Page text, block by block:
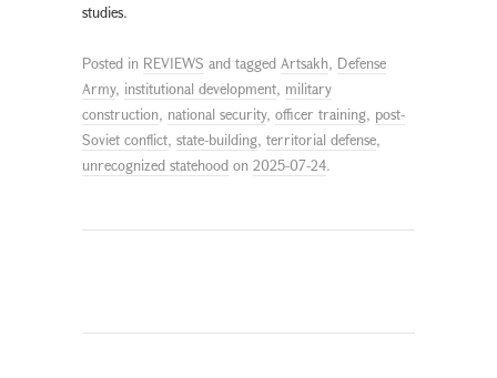
studies.
Posted in REVIEWS and tagged Artsakh, Defense
Army, institutional development, military
construction, national security, officer training, post-
Soviet conflict, state-building, territorial defense,
unrecognized statehood on 2025-07-24.